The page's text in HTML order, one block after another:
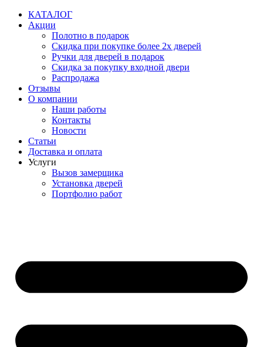
Перейти
содержимому
КАТАЛОГ
Акции
Полотно в подарок
Скидка при покупке более 2х дверей
Ручки для дверей в подарок
Скидка за покупку входной двери
Распродажа
Отзывы
О компании
Наши работы
Контакты
Новости
Статьи
Доставка и оплата
Услуги
Вызов замерщика
Установка дверей
Портфолио работ